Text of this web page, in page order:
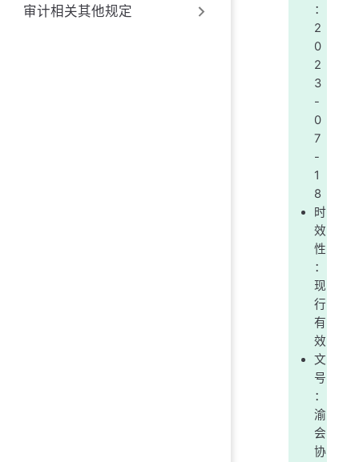
审计相关其他规定
：
2
0
2
3
-
0
7
-
1
8
时
效
性
：
现
行
有
效
文
号
：
渝
会
协